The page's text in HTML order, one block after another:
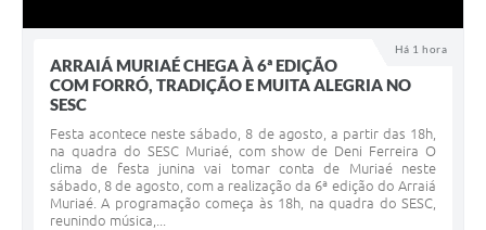
Há 1 hora
ARRAIÁ MURIAÉ CHEGA À 6ª EDIÇÃO
COM FORRÓ, TRADIÇÃO E MUITA ALEGRIA NO
SESC
Festa acontece neste sábado, 8 de agosto, a partir das 18h,
na quadra do SESC Muriaé, com show de Deni Ferreira O
clima de festa junina vai tomar conta de Muriaé neste
sábado, 8 de agosto, com a realização da 6ª edição do Arraiá
Muriaé. A programação começa às 18h, na quadra do SESC,
reunindo música,...